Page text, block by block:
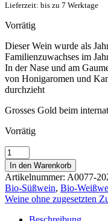
Lieferzeit: bis zu 7 Werktage
Vorrätig
Dieser Wein wurde als
Familienzuwachses im
In der Nase und am
von Honigaromen und
durchzieht
Grosses Gold beim
Vorrätig
Emanuella
2020
Menge
In den Warenkorb
Artikelnummer: A0077-
Bio-Süßwein, Bio-
Weine ohne zugesetzten